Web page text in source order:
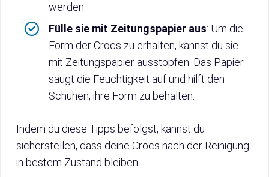
werden.
Fülle sie mit Zeitungspapier aus: Um die
Form der Crocs zu erhalten, kannst du sie
mit Zeitungspapier ausstopfen. Das Papier
saugt die Feuchtigkeit auf und hilft den
Schuhen, ihre Form zu behalten.
Indem du diese Tipps befolgst, kannst du
sicherstellen, dass deine Crocs nach der Reinigung
in bestem Zustand bleiben.